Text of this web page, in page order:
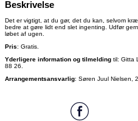
Beskrivelse
Det er vigtigt, at du gør, det du kan, selvom
bedre at gøre lidt end slet ingenting. Udfør
løbet af ugen.
Pris: Gratis.
Yderligere information og tilmelding til: Gitta
88 26.
Arrangementsansvarlig: Søren Juul Nielsen,